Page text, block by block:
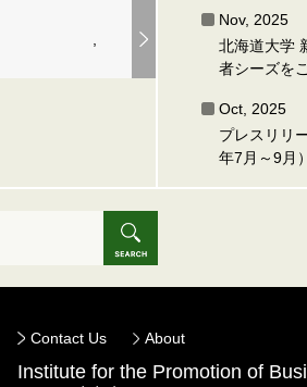
Nov, 2025
北海道大学
者シーズを
Oct, 2025
プレスリリ
年7月～9月）
Contact Us About
Institute for the Promotion of